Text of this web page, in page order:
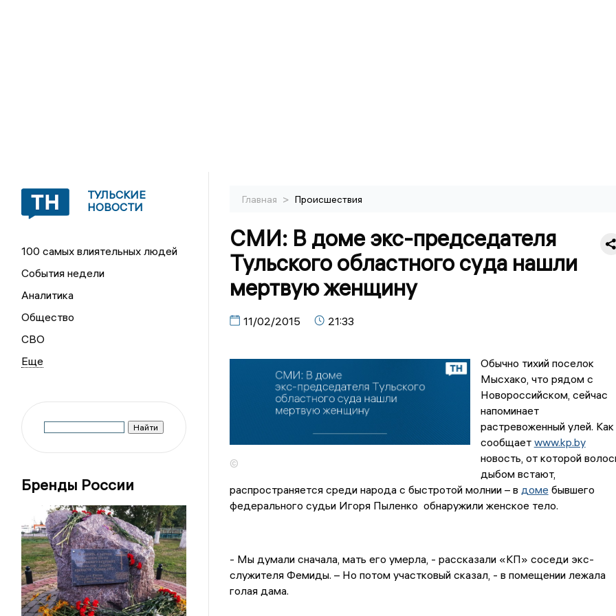
ТУЛЬСКИЕ
НОВОСТИ
100 самых влиятельных людей
События недели
Аналитика
Общество
СВО
Бренды России
Главная > Происшествия
СМИ: В доме экс-председателя
Тульского областного суда нашли
мертвую женщину
11/02/2015 21:33
©
Обычно тихий поселок
Мысхако, что рядом с
Новороссийском, сейчас
напоминает
растревоженный улей. Как
сообщает www.kp.by
новость, от которой
дыбом встают,
распространяется среди народа с быстротой молнии – в доме бывшего
федерального судьи Игоря Пыленко обнаружили женское тело.
- Мы думали сначала, мать его умерла, - рассказали «КП» соседи экс-
служителя Фемиды. – Но потом участковый сказал, - в помещении лежала
голая дама.